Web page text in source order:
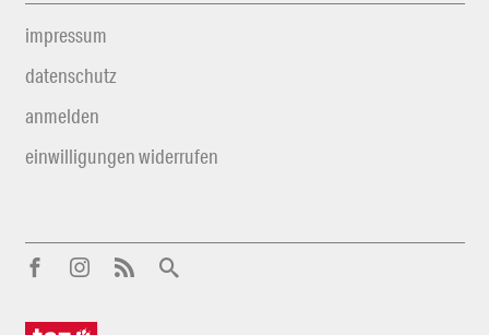
impressum
datenschutz
anmelden
einwilligungen widerrufen